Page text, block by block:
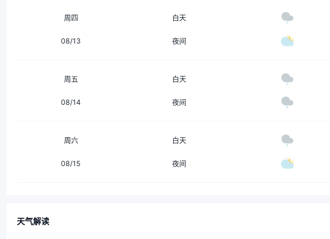
周四 白天
08/13 夜间
周五 白天
08/14 夜间
周六 白天
08/15 夜间
天气解读